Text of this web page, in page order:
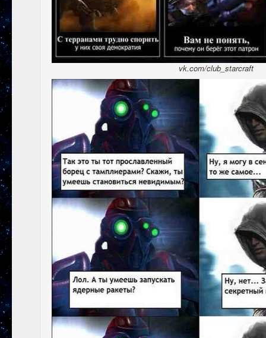
​vk.com/club_starcraft